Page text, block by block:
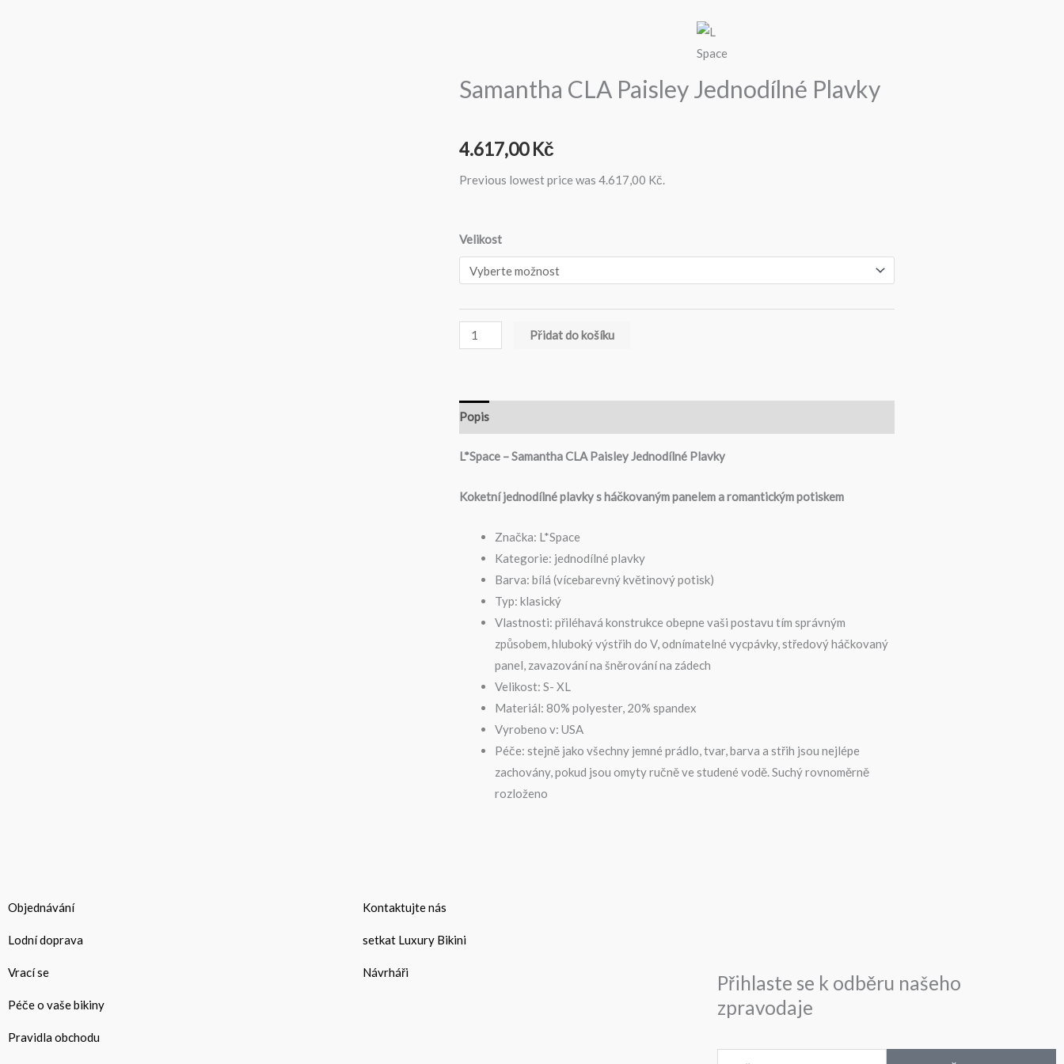
Samantha CLA Paisley Jednodílné Plavky
4.617,00 Kč
Previous lowest price was 4.617,00 Kč
Velikost
Samantha
CLA
Paisley
Plavky
množství
Přidat do košíku
Popis
L*Space – Samantha CLA Paisley Jednodílné Plavky
Koketní jednodílné plavky s háčkovaným panelem a romantickým potiskem
Značka: L*Space
Kategorie: jednodílné plavky
Barva: bílá (vícebarevný květinový potisk)
Typ: klasický
Vlastnosti: přiléhavá konstrukce obepne vaši postavu tím správným
způsobem, hluboký výstřih do V, odnímatelné vycpávky, středový háčkovaný
panel, zavazování na šněrování na zádech
Velikost: S- XL
Materiál: 80% polyester, 20% spandex
Vyrobeno v: USA
Péče: stejně jako všechny jemné prádlo, tvar, barva a střih jsou nejlépe
zachovány, pokud jsou omyty ručně ve studené vodě. Suchý rovnoměrně
rozloženo
Objednávání
Lodní doprava
Vrací se
Péče o vaše bikiny
Pravidla obchodu
Kontaktujte nás
setkat Luxury Bikini
Návrháři
Přihlaste se k odběru našeho
zpravodaje